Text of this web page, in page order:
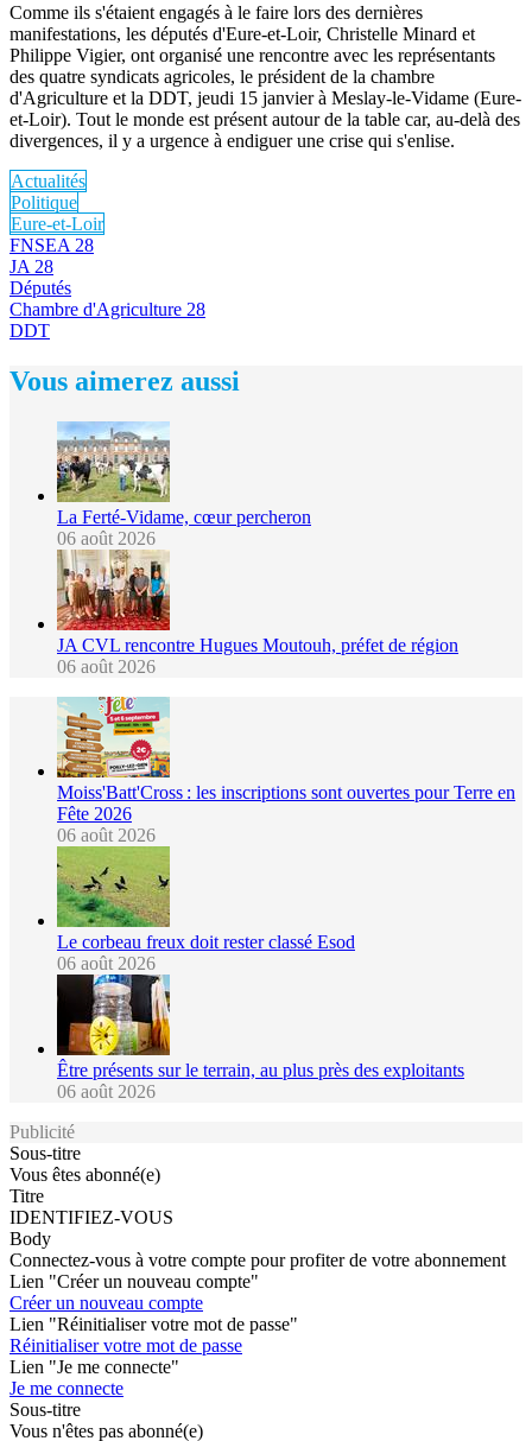
Comme ils s'étaient engagés à le faire lors des dernières
manifestations, les députés d'Eure-et-Loir, Christelle Minard et
Philippe Vigier, ont organisé une rencontre avec les représentants
des quatre syndicats agricoles, le président de la chambre
d'Agriculture et la DDT, jeudi 15 janvier à Meslay-le-Vidame (Eure-
et-Loir). Tout le monde est présent autour de la table car, au-delà des
divergences, il y a urgence à endiguer une crise qui s'enlise.
Actualités
Politique
Eure-et-Loir
FNSEA 28
JA 28
Députés
Chambre d'Agriculture 28
DDT
Vous aimerez aussi
La Ferté-Vidame, cœur percheron
06 août 2026
JA CVL rencontre Hugues Moutouh, préfet de région
06 août 2026
Moiss'Batt'Cross : les inscriptions sont ouvertes pour Terre en
Fête 2026
06 août 2026
Le corbeau freux doit rester classé Esod
06 août 2026
Être présents sur le terrain, au plus près des exploitants
06 août 2026
Publicité
Sous-titre
Vous êtes abonné(e)
Titre
IDENTIFIEZ-VOUS
Body
Connectez-vous à votre compte pour profiter de votre abonnement
Lien "Créer un nouveau compte"
Créer un nouveau compte
Lien "Réinitialiser votre mot de passe"
Réinitialiser votre mot de passe
Lien "Je me connecte"
Je me connecte
Sous-titre
Vous n'êtes pas abonné(e)